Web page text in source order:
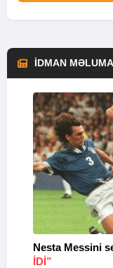
İDMAN
Nesta Messini
IDI”